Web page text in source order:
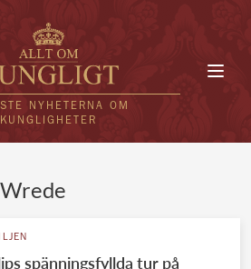
NYHETERNA OM
KUNGLIGHETER
UTLÄNDSKT
spänningsfyllda tur på